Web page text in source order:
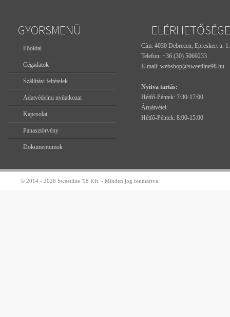
GYORSMENÜ
Főoldal
Cégadatok
Szállítási feltételek
Adatvédelmi nyilatkozat
Kapcsolat
Panasztörvény
Dokumentumok
Cím: 4030 Debrecen, Epreskert u. 1.
Telefon: +36 (30) 5069233
E-mail: webshop@sweetline98.hu
Nyitva tartás:
Hétfő-Péntek: 7:30-17:00
Áruátvétel:
Hétfő-Péntek: 8:00-15:00
© 2014 - 2026 Sweetline '98 Kft. - Minden jog fenntartva